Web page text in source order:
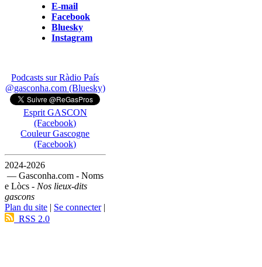
E-mail
Facebook
Bluesky
Instagram
Podcasts sur Ràdio País
@gasconha.com (Bluesky)
Esprit GASCON
(Facebook)
Couleur Gascogne
(Facebook)
2024-2026
— Gasconha.com - Noms
e Lòcs - Nos lieux-dits
gascons
Plan du site | Se connecter|
RSS 2.0